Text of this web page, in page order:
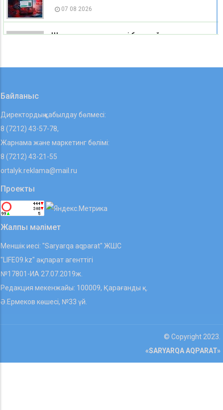
07 08 2026
Шығыс Қазақстанда екі балақай телевизиялық
07 08 2026
Байланыс
Директордың қабылдау бөлмесі:
8 (7212) 43-57-78,
Жарнама және маркетинг бөлімі:
8 (7212) 43-21-55
ortalyk.reklama@mail.ru
Проекты
Жалпы мәлімет
Меншік иесі: "Saryarqa aqparat" ЖШС
"LIFE09.kz" ақпарат агенттігі
№17801-ИА 27.07.2019ж.
Редакция мекенжайы: 100009, Қарағанды қ.
Ә.Ермеков көшесі, №33 үй.
© Copyright 2023.
«SARYARQA AQPARAT»